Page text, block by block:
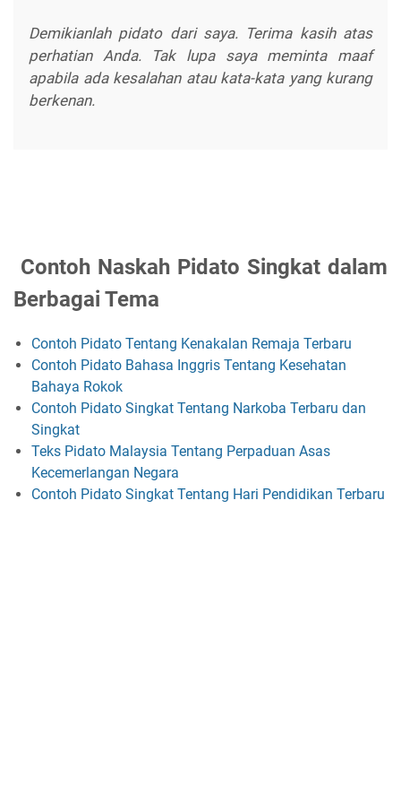
Demikianlah pidato dari saya. Terima kasih atas
perhatian Anda. Tak lupa saya meminta maaf
apabila ada kesalahan atau kata-kata yang kurang
berkenan.
Contoh Naskah Pidato Singkat dalam
Berbagai Tema
Contoh Pidato Tentang Kenakalan Remaja Terbaru
Contoh Pidato Bahasa Inggris Tentang Kesehatan
Bahaya Rokok
Contoh Pidato Singkat Tentang Narkoba Terbaru dan
Singkat
Teks Pidato Malaysia Tentang Perpaduan Asas
Kecemerlangan Negara
Contoh Pidato Singkat Tentang Hari Pendidikan Terbaru